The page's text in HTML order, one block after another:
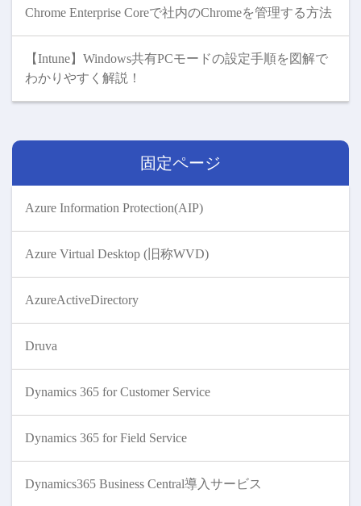
Chrome Enterprise Coreで社内のChromeを管理する方法
【Intune】Windows共有PCモードの設定手順を図解で
わかりやすく解説！
固定ページ
Azure Information Protection(AIP)
Azure Virtual Desktop (旧称WVD)
AzureActiveDirectory
Druva
Dynamics 365 for Customer Service
Dynamics 365 for Field Service
Dynamics365 Business Central導入サービス